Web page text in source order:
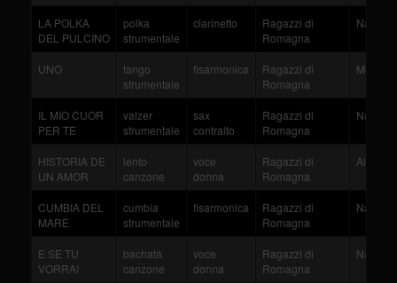
LA POLKA
DEL PULCINO
polka
strumentale
clarinetto
Ragazzi di
Romagna
Nanni -
UNO
tango
strumentale
fisarmonica
Ragazzi di
Romagna
Mores
IL MIO CUOR
PER TE
valzer
strumentale
sax
contralto
Ragazzi di
Romagna
Nanni -
HISTORIA DE
UN AMOR
lento
canzone
voce
donna
Ragazzi di
Romagna
Almaran
CUMBIA DEL
MARE
cumbia
strumentale
fisarmonica
Ragazzi di
Romagna
Nanni -
E SE TU
VORRAI
bachata
canzone
voce
donna
Ragazzi di
Romagna
Nanni -